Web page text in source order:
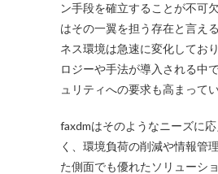
ン手段を確立することが不可
はその一翼を担う存在と言え
ネス環境は急速に変化してお
ロジーや手法が導入される中
ュリティへの要求も高まってい
faxdmはそのようなニーズに
く、環境負荷の削減や情報管
た側面でも優れたソリューシ